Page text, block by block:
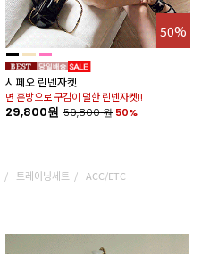
50%
시페오 린넨자켓
면 혼방으로 구김이 덜한 린넨자켓!!
29,800원 59,800원 50%
트레이닝세트 ACC/ETC